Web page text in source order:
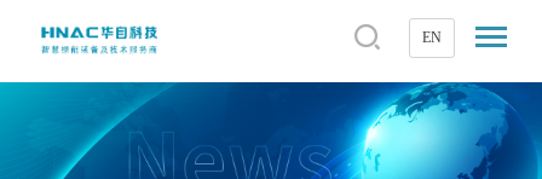
EN